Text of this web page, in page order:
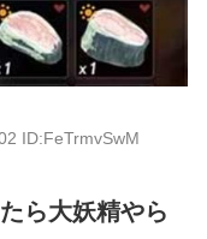
ID:FeTrmvSwM
ら大妖精やら